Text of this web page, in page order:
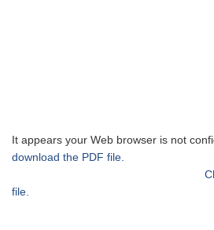
It appears your Web browser is not
download the PDF file.
file.